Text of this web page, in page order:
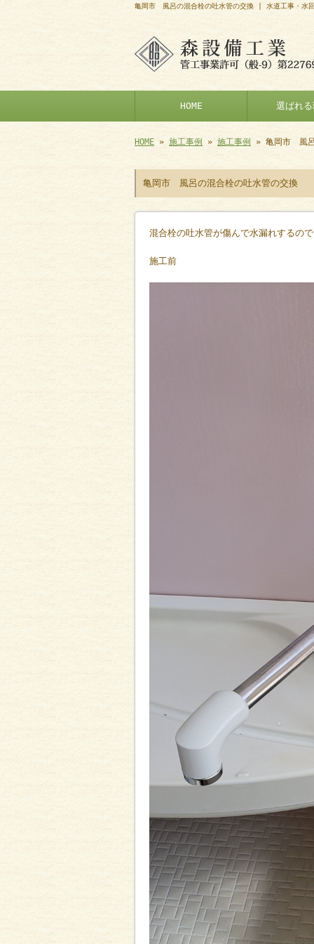
亀岡市 風呂の混合栓の吐水管の交換 | 水道工事・水
HOME 選ばれ
HOME»施工事例 » 施工事例 » 亀岡市 風呂
亀岡市 風呂の混合栓の吐水管の交換
混合栓の吐水管が傷んで水漏れするの
施工前